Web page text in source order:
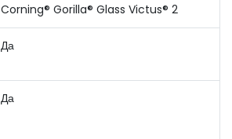
Corning® Gorilla® Glass Victus® 2
Да
Да